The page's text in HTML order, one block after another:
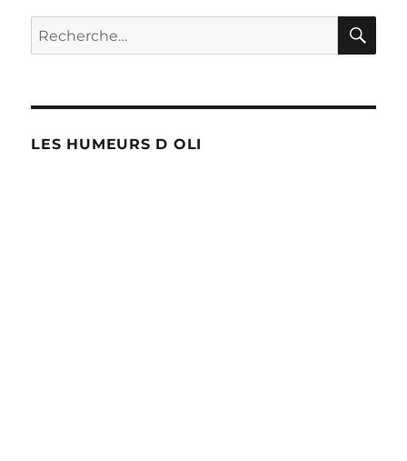
partis
!
Recherche
pour :
LES HUMEURS D OLI